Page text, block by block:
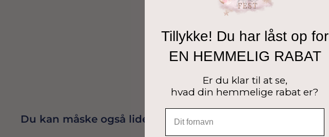
Du kan måske også lide
Tillykke! Du har låst op for
EN HEMMELIG RABAT
Er du klar til at se,
hvad din hemmelige rabat er?